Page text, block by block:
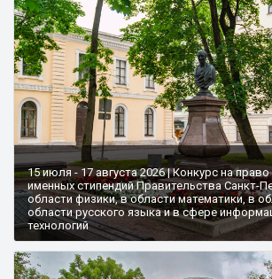
15 июля - 17 августа 2026 | Конкурс на право
именных стипендий Правительства Санкт-
области физики, в области математики, в
области русского языка и в сфере
технологий